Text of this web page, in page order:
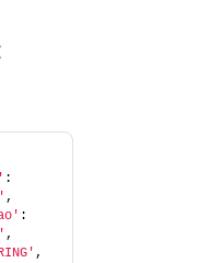
,
,
,